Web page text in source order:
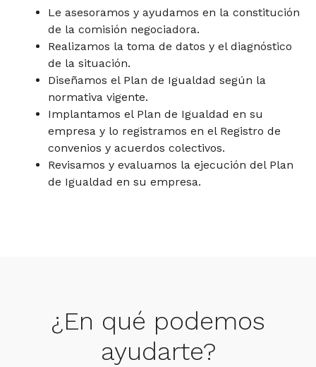
Le asesoramos y ayudamos en la constitución
de la comisión negociadora.
Realizamos la toma de datos y el diagnóstico
de la situación.
Diseñamos el Plan de Igualdad según la
normativa vigente.
Implantamos el Plan de Igualdad en su
empresa y lo registramos en el Registro de
convenios y acuerdos colectivos.
Revisamos y evaluamos la ejecución del Plan
de Igualdad en su empresa.
¿En qué podemos
ayudarte?